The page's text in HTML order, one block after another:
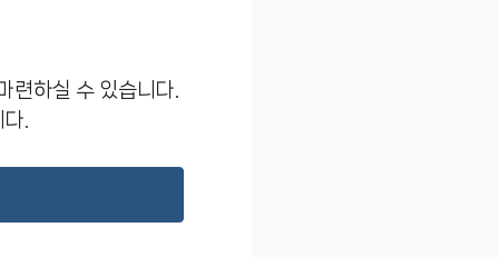
련하실 수 있습니다.
.